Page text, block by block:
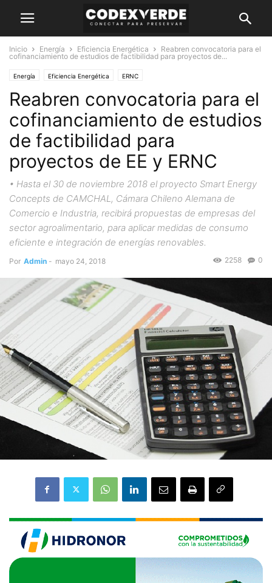
Inicio Energía Eficiencia Energética
Reabren convocatoria para el
cofinanciamiento de estudios de factibilidad para proyectos de...
Energía Eficiencia Energética ERNC
Reabren convocatoria para el
cofinanciamiento de estudios
de factibilidad para
proyectos de EE y ERNC
• Hasta el 30 de noviembre 2018 el proyecto Smart Energy
Concepts de CAMCHAL, Cámara Chileno Alemana de
Comercio e Industria, recibirá propuestas de empresas del
sector agroalimentario, para aplicar medidas de consumo
eficiente e integración de energías renovables.
Por Admin - mayo 24, 2018 0
2258